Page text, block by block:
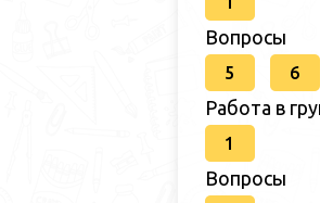
Вопросы
5 6
Работа в
1
Вопросы